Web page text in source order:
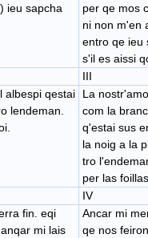
ieu sapcha
per qe mos
ni non m'en
​entro qe ieu
s'il es aissi
III
albespi qestai
lendeman.
La
​com la
q'estai sus
la noig a la
tro
per las
IV
fin. eqi
mi lais
Ancar mi
qe nos